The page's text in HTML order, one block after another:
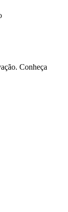
Conheça